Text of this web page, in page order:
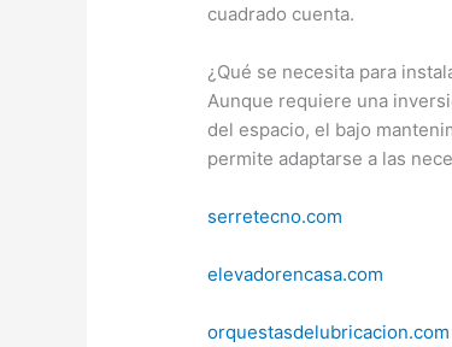
cuadrado cuenta.
¿Qué se necesita para
Aunque requiere una
del espacio, el bajo
permite adaptarse a las
serretecno.com
elevadorencasa.com
orquestasdelubricacion.com